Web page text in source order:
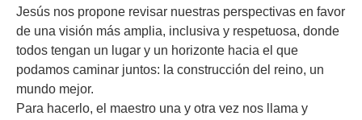
Jesús nos propone revisar nuestras perspectivas en favor
de una visión más amplia, inclusiva y respetuosa, donde
todos tengan un lugar y un horizonte hacia el que
podamos caminar juntos: la construcción del reino, un
mundo mejor.
Para hacerlo, el maestro una y otra vez nos llama y